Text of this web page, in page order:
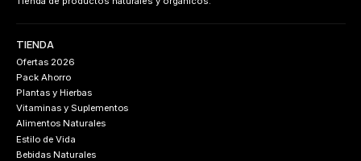
TIENDA
Ofertas 2026
Pack Ahorro
Plantas y Hierbas
Vitaminas y Suplementos
Alimentos Naturales
Estilo de Vida
Bebidas Naturales